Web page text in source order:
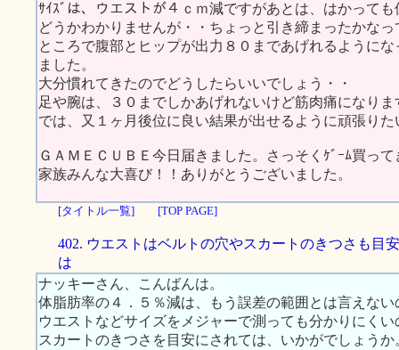
ｻｲｽﾞは、ウエストが４ｃｍ減ですがあとは、はかって
どうかわかりませんが・・ちょっと引き締まったかな
ところで腹部とヒップが出力８０まであげれるように
ました。
大分慣れてきたのでどうしたらいいでしょう・・
足や腕は、３０までしかあげれないけど筋肉痛になりま
では、又１ヶ月後位に良い結果が出せるように頑張り
ＧＡＭＥＣＵＢＥ今日届きました。さっそくｹﾞｰﾑ買っ
家族みんな大喜び！！ありがとうございました。
[タイトル一覧] [TOP PAGE]
402. ウエストはベルトの穴やスカートのきつさも目
は
ナッキーさん、こんばんは。
体脂肪率の４．５％減は、もう誤差の範囲とは言えな
ウエストなどサイズをメジャーで測っても分かりにく
スカートのきつさを目安にされては、いかがでしょうか